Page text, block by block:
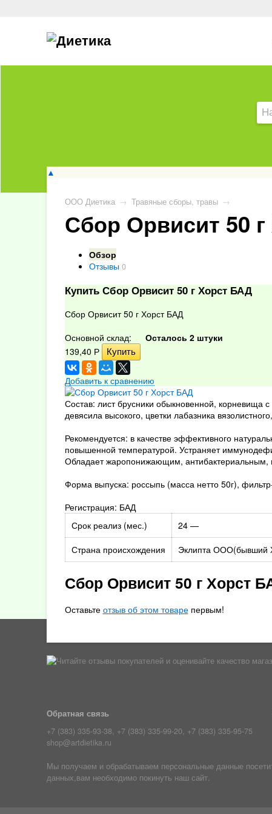
▲
ООО Диетика → Травяные сборы, травы →
Сбор Орвисит 50
Обзор
Отзывы 0
Купить Сбор Орвисит 50 г Хорст БАД
Сбор Орвисит 50 г Хорст БАД
Основной склад:
Осталось 2 штуки
139,40 Р
Добавить к сравнению
Состав: лист брусники обыкновенной, корневища
девясила высокого, цветки лабазника
Рекомендуется: в качестве эффективного
повышенной температурой. Устраняет
Обладает жаропонижающим, антибактериальным,
Форма выпуска: россыпь (масса нетто 50г),
Регистрация: БАД
Срок реализ (мес.)
24 —
Страна происхождения
Эклипта ООО(бывший
Сбор Орвисит 50 г Хорст
Оставьте отзыв об этом товарепервым!
Обратная связь
+7 (383) 335-93-38, +7 (383) 335-99-20, +7 (383) 335-95-75
shop@artdietika.ru
Мы получаем и обрабатываем персональные данные
данных,вам необходимо покинуть наш сайт.